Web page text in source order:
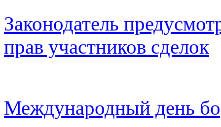
Законодатель
прав участников сделок
Международный день